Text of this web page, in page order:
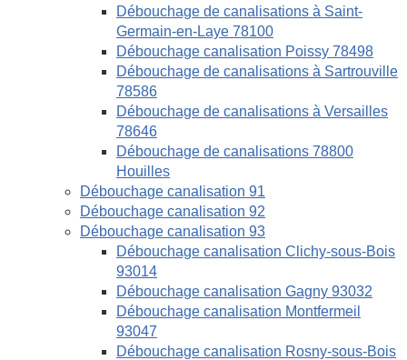
Débouchage de canalisations à Saint-
Germain-en-Laye 78100
Débouchage canalisation Poissy 78498
Débouchage de canalisations à Sartrouville
78586
Débouchage de canalisations à Versailles
78646
Débouchage de canalisations 78800
Houilles
Débouchage canalisation 91
Débouchage canalisation 92
Débouchage canalisation 93
Débouchage canalisation Clichy-sous-Bois
93014
Débouchage canalisation Gagny 93032
Débouchage canalisation Montfermeil
93047
Débouchage canalisation Rosny-sous-Bois